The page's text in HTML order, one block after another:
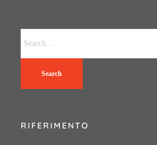
Search
RIFERIMENTO